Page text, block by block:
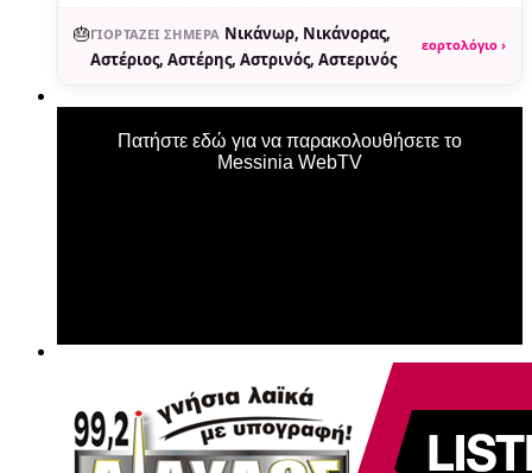
🎂ΓΙΟΡΤΆΖΕΙ ΣΉΜΕΡΑ Νικάνωρ, Νικάνορας,
Αστέριος, Αστέρης, Αστρινός, Αστερινός
εορτολόγιο ›
Πατήστε εδώ για να παρακολουθήσετε το
Messinia WebTV